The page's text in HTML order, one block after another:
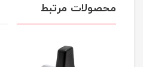
محصولات مرتبط